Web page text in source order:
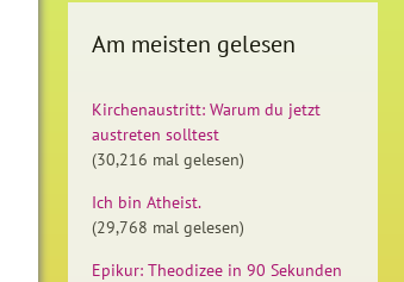
Am meisten gelesen
Kirchenaustritt: Warum du jetzt
austreten solltest
(30,216 mal gelesen)
Ich bin Atheist.
(29,768 mal gelesen)
Epikur: Theodizee in 90 Sekunden